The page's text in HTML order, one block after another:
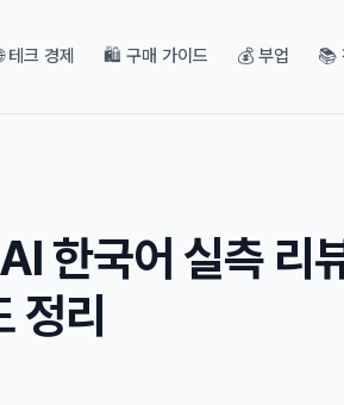
테크 경제 🛍️ 구매 가이드 💰 부업 📚
한국어 실측 리
정리